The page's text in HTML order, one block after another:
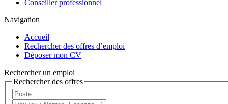
Conseiller professionnel
Navigation
Accueil
Rechercher des offres d’emploi
Déposer mon CV
Rechercher un emploi
Rechercher des offres